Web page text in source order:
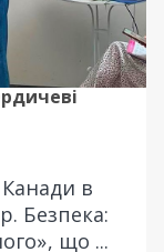
в
Безпека:
що ...